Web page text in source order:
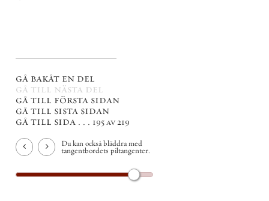
gå bakåt en del
gå till nästa del
gå till första sidan
gå till sista sidan
gå till sida . . . 195 av 219
Du kan också bläddra med
tangentbordets piltangenter.